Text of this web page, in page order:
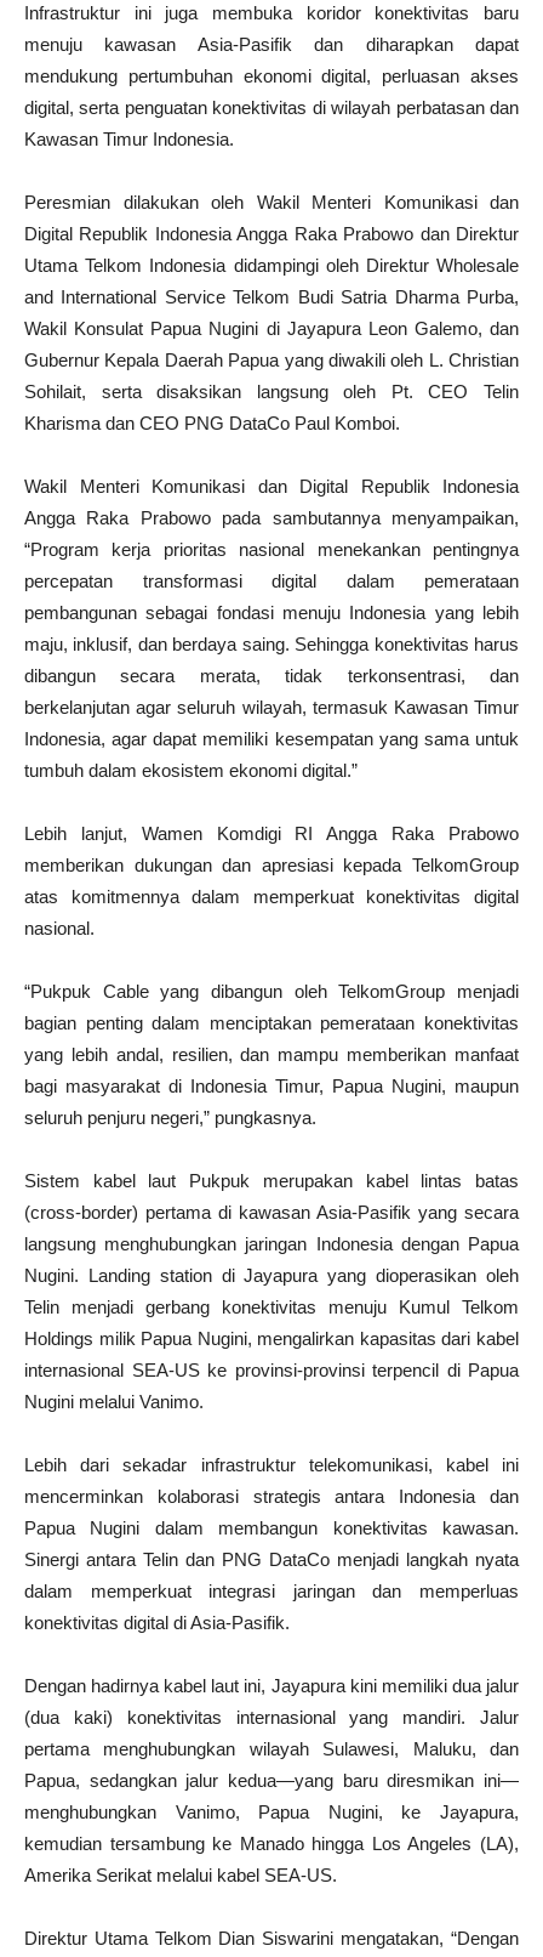
Infrastruktur ini juga membuka koridor konektivitas baru
menuju kawasan Asia-Pasifik dan diharapkan dapat
mendukung pertumbuhan ekonomi digital, perluasan akses
digital, serta penguatan konektivitas di wilayah perbatasan dan
Kawasan Timur Indonesia.
Peresmian dilakukan oleh Wakil Menteri Komunikasi dan
Digital Republik Indonesia Angga Raka Prabowo dan Direktur
Utama Telkom Indonesia didampingi oleh Direktur Wholesale
and International Service Telkom Budi Satria Dharma Purba,
Wakil Konsulat Papua Nugini di Jayapura Leon Galemo, dan
Gubernur Kepala Daerah Papua yang diwakili oleh L. Christian
Sohilait, serta disaksikan langsung oleh Pt. CEO Telin
Kharisma dan CEO PNG DataCo Paul Komboi.
Wakil Menteri Komunikasi dan Digital Republik Indonesia
Angga Raka Prabowo pada sambutannya menyampaikan,
“Program kerja prioritas nasional menekankan pentingnya
percepatan transformasi digital dalam pemerataan
pembangunan sebagai fondasi menuju Indonesia yang lebih
maju, inklusif, dan berdaya saing. Sehingga konektivitas harus
dibangun secara merata, tidak terkonsentrasi, dan
berkelanjutan agar seluruh wilayah, termasuk Kawasan Timur
Indonesia, agar dapat memiliki kesempatan yang sama untuk
tumbuh dalam ekosistem ekonomi digital.”
Lebih lanjut, Wamen Komdigi RI Angga Raka Prabowo
memberikan dukungan dan apresiasi kepada TelkomGroup
atas komitmennya dalam memperkuat konektivitas digital
nasional.
“Pukpuk Cable yang dibangun oleh TelkomGroup menjadi
bagian penting dalam menciptakan pemerataan konektivitas
yang lebih andal, resilien, dan mampu memberikan manfaat
bagi masyarakat di Indonesia Timur, Papua Nugini, maupun
seluruh penjuru negeri,” pungkasnya.
Sistem kabel laut Pukpuk merupakan kabel lintas batas
(cross-border) pertama di kawasan Asia-Pasifik yang secara
langsung menghubungkan jaringan Indonesia dengan Papua
Nugini. Landing station di Jayapura yang dioperasikan oleh
Telin menjadi gerbang konektivitas menuju Kumul Telkom
Holdings milik Papua Nugini, mengalirkan kapasitas dari kabel
internasional SEA-US ke provinsi-provinsi terpencil di Papua
Nugini melalui Vanimo.
Lebih dari sekadar infrastruktur telekomunikasi, kabel ini
mencerminkan kolaborasi strategis antara Indonesia dan
Papua Nugini dalam membangun konektivitas kawasan.
Sinergi antara Telin dan PNG DataCo menjadi langkah nyata
dalam memperkuat integrasi jaringan dan memperluas
konektivitas digital di Asia-Pasifik.
Dengan hadirnya kabel laut ini, Jayapura kini memiliki dua jalur
(dua kaki) konektivitas internasional yang mandiri. Jalur
pertama menghubungkan wilayah Sulawesi, Maluku, dan
Papua, sedangkan jalur kedua—yang baru diresmikan ini—
menghubungkan Vanimo, Papua Nugini, ke Jayapura,
kemudian tersambung ke Manado hingga Los Angeles (LA),
Amerika Serikat melalui kabel SEA-US.
Direktur Utama Telkom Dian Siswarini mengatakan, “Dengan